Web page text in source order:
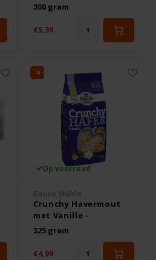
300 gram
€5,39
NIEUW
Op voorraad
Crunchy Havermout
met Vanille -
Glutenvrij
325 gram
€4,99